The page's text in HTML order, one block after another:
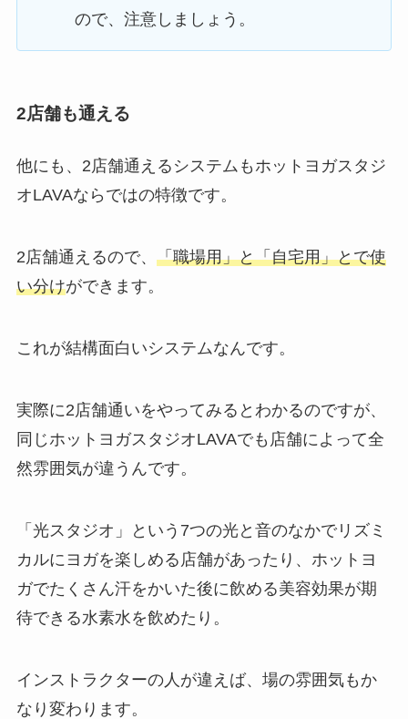
ので、注意しましょう。
2店舗も通える
他にも、2店舗通えるシステムもホットヨガスタジ
オLAVAならではの特徴です。
2店舗通えるので、 「職場用」と「自宅用」とで使
い分けができます。
これが結構面白いシステムなんです。
実際に2店舗通いをやってみるとわかるのですが、
同じホットヨガスタジオLAVAでも店舗によって全
然雰囲気が違うんです。
「光スタジオ」
という7つの光と音のなかでリズミ
カルにヨガを楽しめる店舗があったり、ホットヨ
ガでたくさん汗をかいた後に飲める美容効果が期
待できる水素水を飲めたり。
インストラクターの人が違えば、場の雰囲気もか
なり変わります。